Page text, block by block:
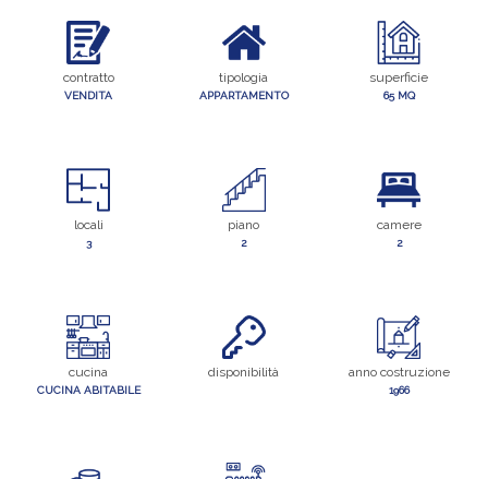
contratto
VENDITA
tipologia
APPARTAMENTO
superficie
65 MQ
locali
3
piano
2
camere
2
cucina
CUCINA ABITABILE
disponibilità anno costruzione
1966